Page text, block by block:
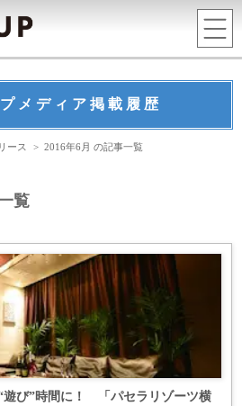
メディア掲載履歴
ース >2016年6月 の記事一覧
覧
遊び”時間に！ 「パセラリゾーツ横